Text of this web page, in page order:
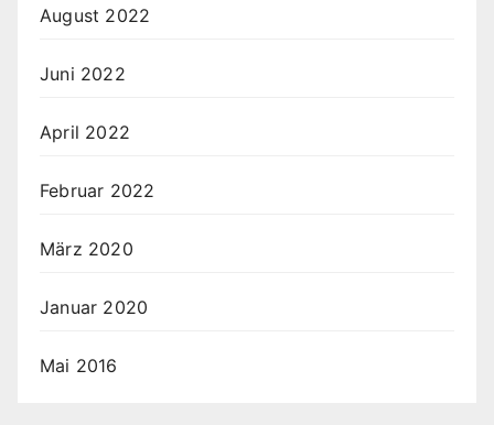
August 2022
Juni 2022
April 2022
Februar 2022
März 2020
Januar 2020
Mai 2016